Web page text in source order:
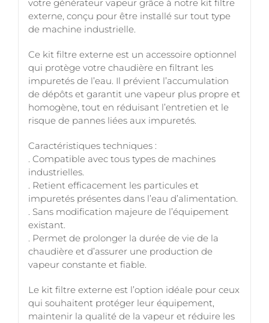
votre générateur vapeur grâce à notre kit filtre
externe, conçu pour être installé sur tout type
de machine industrielle.
Ce kit filtre externe est un accessoire optionnel
qui protège votre chaudière en filtrant les
impuretés de l’eau. Il prévient l’accumulation
de dépôts et garantit une vapeur plus propre et
homogène, tout en réduisant l’entretien et le
risque de pannes liées aux impuretés.
Caractéristiques techniques :
. Compatible avec tous types de machines
industrielles.
. Retient efficacement les particules et
impuretés présentes dans l’eau d’alimentation.
. Sans modification majeure de l’équipement
existant.
. Permet de prolonger la durée de vie de la
chaudière et d’assurer une production de
vapeur constante et fiable.
Le kit filtre externe est l’option idéale pour ceux
qui souhaitent protéger leur équipement,
maintenir la qualité de la vapeur et réduire les